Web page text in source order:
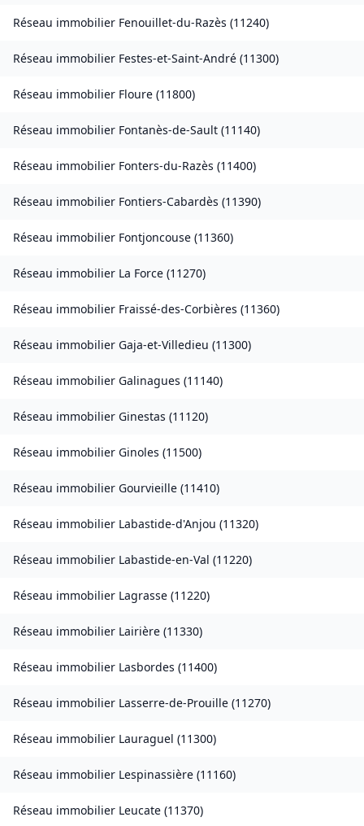
Réseau immobilier Fenouillet-du-Razès (11240)
Réseau immobilier Festes-et-Saint-André (11300)
Réseau immobilier Floure (11800)
Réseau immobilier Fontanès-de-Sault (11140)
Réseau immobilier Fonters-du-Razès (11400)
Réseau immobilier Fontiers-Cabardès (11390)
Réseau immobilier Fontjoncouse (11360)
Réseau immobilier La Force (11270)
Réseau immobilier Fraissé-des-Corbières (11360)
Réseau immobilier Gaja-et-Villedieu (11300)
Réseau immobilier Galinagues (11140)
Réseau immobilier Ginestas (11120)
Réseau immobilier Ginoles (11500)
Réseau immobilier Gourvieille (11410)
Réseau immobilier Labastide-d'Anjou (11320)
Réseau immobilier Labastide-en-Val (11220)
Réseau immobilier Lagrasse (11220)
Réseau immobilier Lairière (11330)
Réseau immobilier Lasbordes (11400)
Réseau immobilier Lasserre-de-Prouille (11270)
Réseau immobilier Lauraguel (11300)
Réseau immobilier Lespinassière (11160)
Réseau immobilier Leucate (11370)